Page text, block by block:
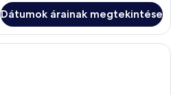
Dátumok árainak megtekintése